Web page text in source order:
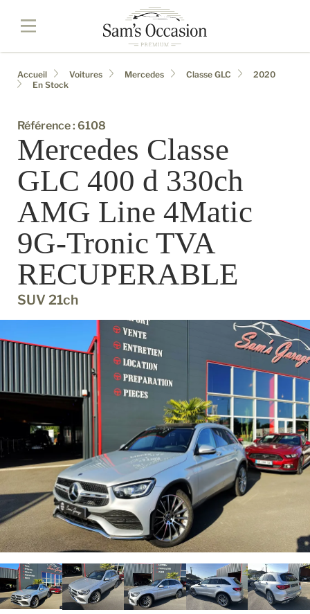
Accueil Voitures Mercedes Classe GLC
2020
En Stock
Référence : 6108
Mercedes Classe
GLC 400 d 330ch
AMG Line 4Matic
9G-Tronic TVA
RECUPERABLE
SUV 21ch